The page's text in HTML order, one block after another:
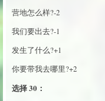
营地怎么样?-2
我们要出去?-1
发生了什么?+1
你要带我去哪里?+2
选择 30：